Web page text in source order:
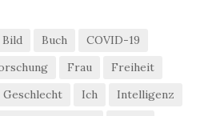
Bild Buch
COVID-19
Frau
Freiheit
Geschlecht Ich
Intelligenz